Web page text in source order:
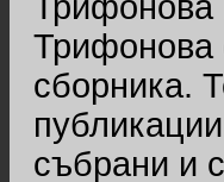
Трифонова
сборника.
събрани и